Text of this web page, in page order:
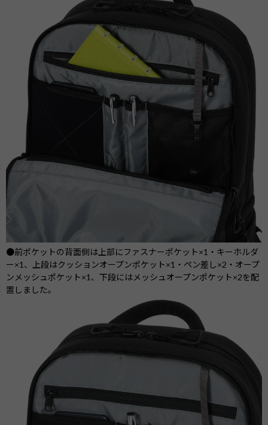
●前ポケットの背面側は上部にファスナーポケット×1・キーホルダ
ー×1、上段はクッションオープンポケット×1・ペン差し×2・オープ
ンメッシュポケット×1、下段にはメッシュオープンポケット×2を配
置しました。